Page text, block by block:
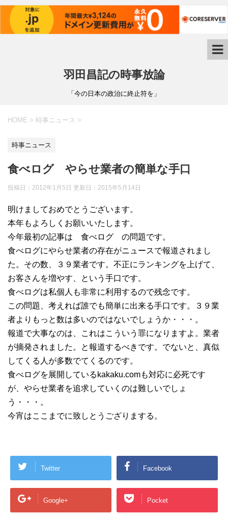
羽田昌記の時事放論
「今の日本の政治に終止符を」
HOME > 時事ニュース >
時事ニュース
食べログ やらせ業者の簡単な手口
投稿日：2012年1月5日 更新日： 2015年5月14日
明けましておめでとうございます。
本年もよろしくお願いいたします。
今年最初の記事は 食べログ の問題です。
食べログにやらせ業者の存在がニュースで報道されまし
た。その数、３９業者です。不正にランキングを上げて、
お客さんを増やす、という手口です。
食べログは私個人も非常に利用するので残念です。
この問題、考えれば誰でも簡単に出来る手口です。３９業
者よりもっと数は多いのではないでしょうか・・・。
報道で大事なのは、これはこういう罪になりますよ。業者
が摘発されました。と報道するべきです。でないと、真似
してくる人が多数でてくるのです。
食べログを展開しているkakaku.comも対応に必死です
が、やらせ業者を追求していくのは難しいでしょ
う・・・。
今宵はここまでに致しとうござりまする。
Twitter Facebook
Google+ Pocket